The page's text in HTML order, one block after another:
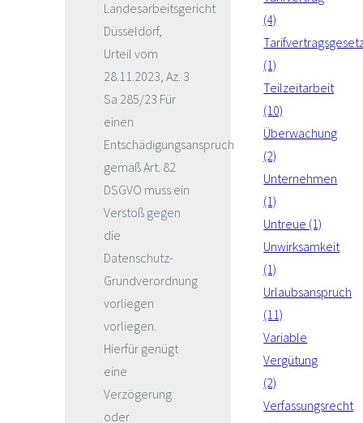
Landesarbeitsgericht
Düsseldorf,
Urteil vom
28.11.2023, Az. 3
Sa 285/23 Für
einen
Entschädigungsanspruch
gemäß Art. 82
DSGVO muss ein
Verstoß gegen
die
Datenschutz-
Grundverordnung
vorliegen
vorliegen.
Hierfür genügt
eine
Verzögerung
oder
(4)
(1)
Teilzeitarbeit
(10)
Überwachung
(2)
Unternehmen
(1)
Untreue (1)
Unwirksamkeit
(1)
Urlaubsanspruch
(11)
Variable
Vergütung
(2)
Verfassungsrecht